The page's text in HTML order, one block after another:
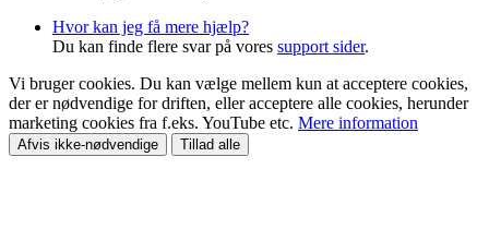
Hvor kan jeg få mere hjælp?
Du kan finde flere svar på vores support sider.
Vi bruger cookies. Du kan vælge mellem kun at acceptere cookies,
der er nødvendige for driften, eller acceptere alle cookies, herunder
marketing cookies fra f.eks. YouTube etc. Mere information
Afvis ikke-nødvendige Tillad alle